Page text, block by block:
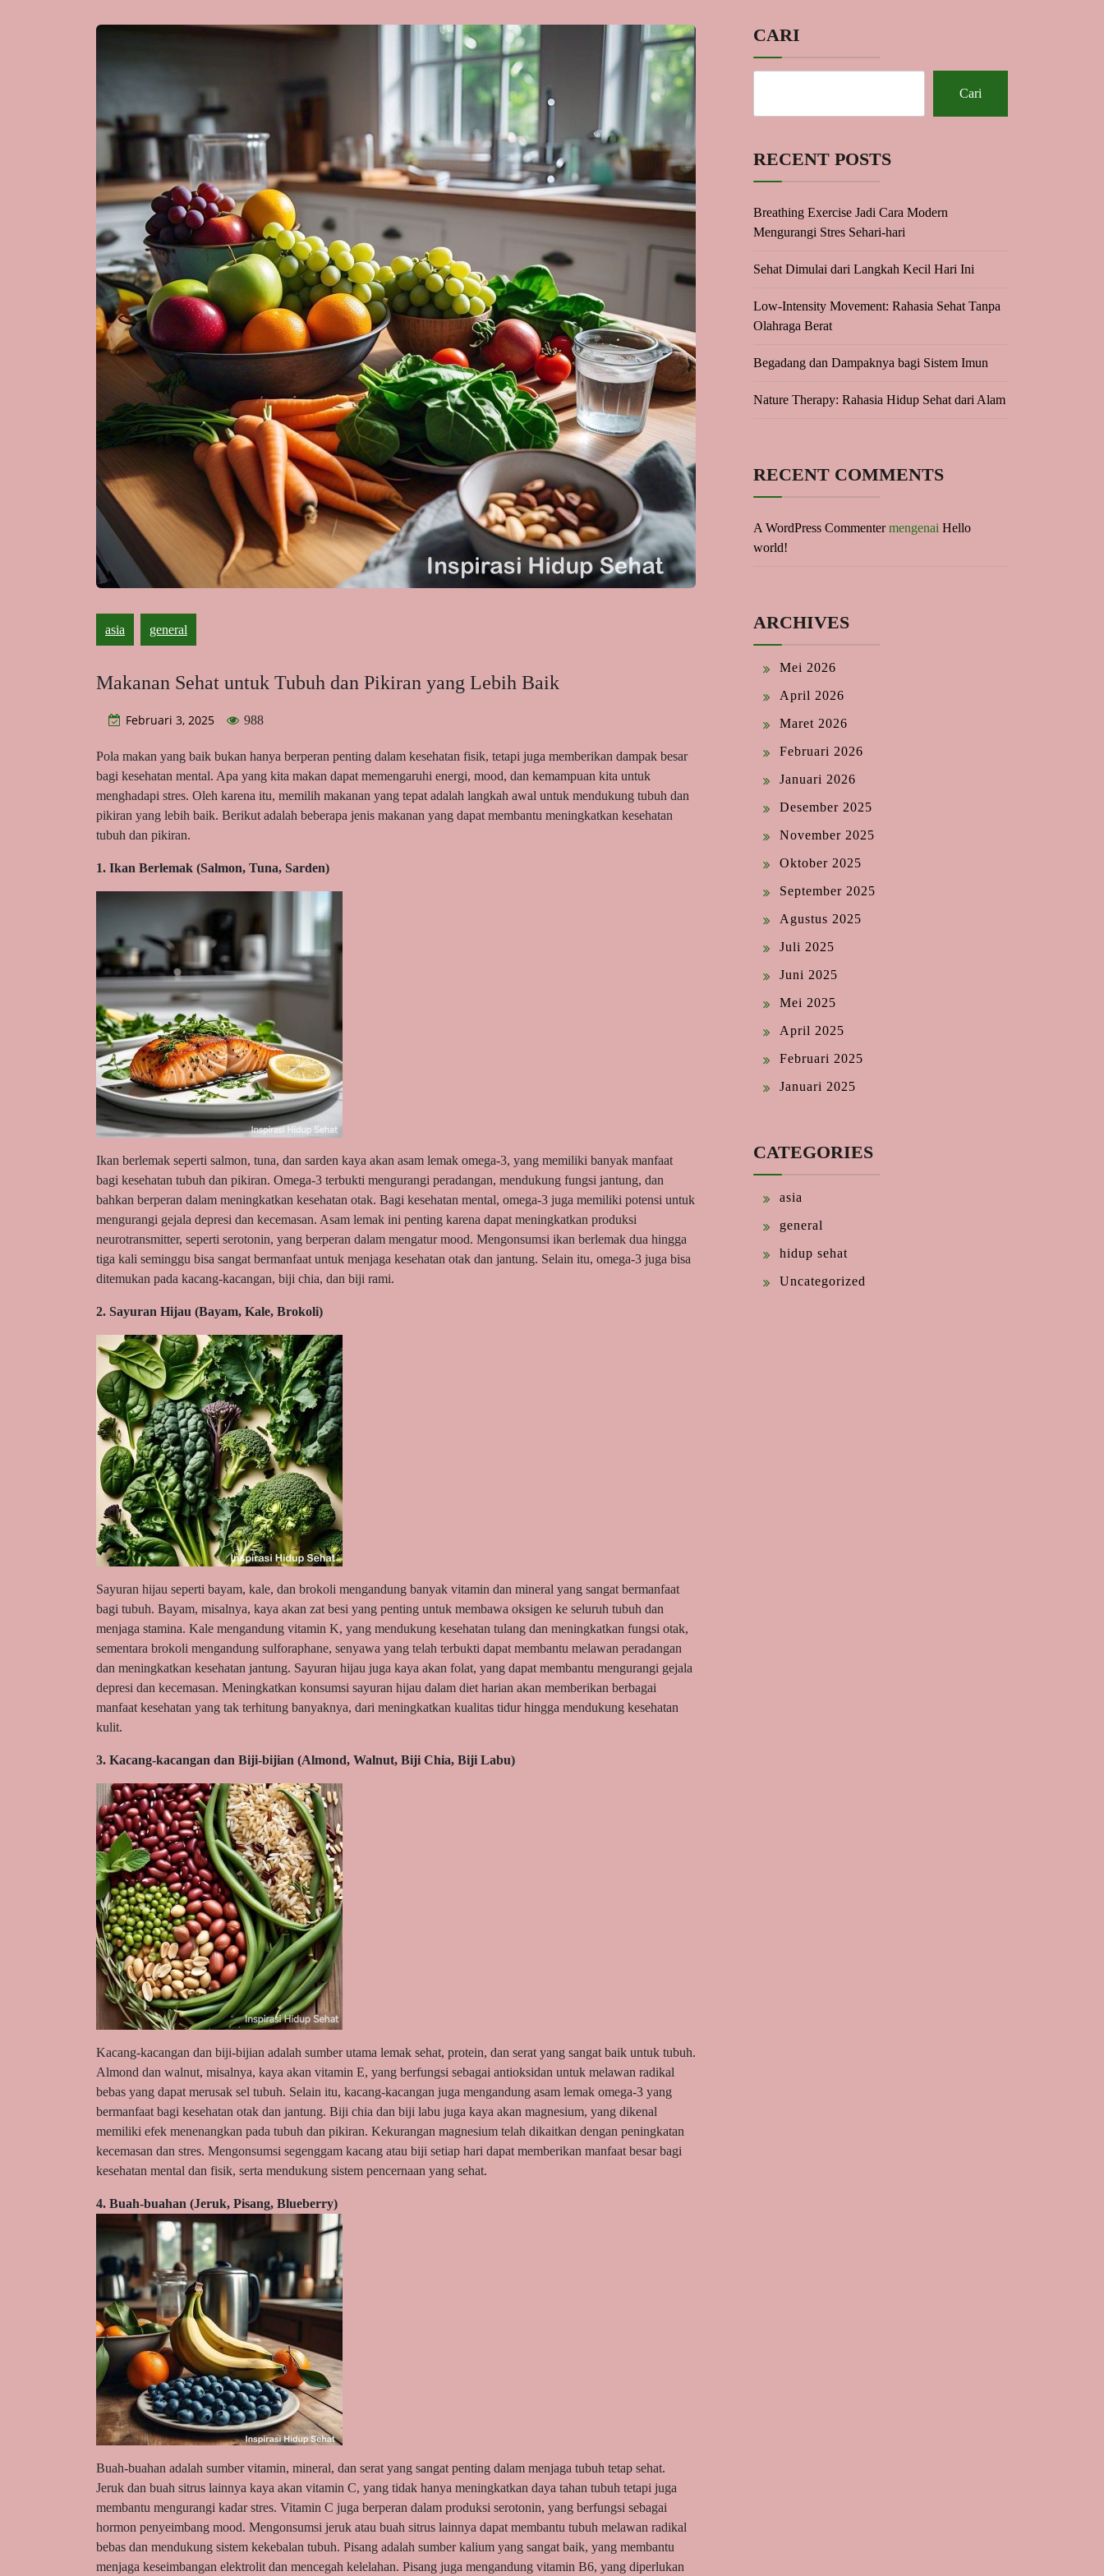
asia general
Makanan Sehat untuk Tubuh dan Pikiran yang Lebih Baik
Februari 3, 2025 988
Pola makan yang baik bukan hanya berperan penting dalam kesehatan fisik, tetapi juga memberikan dampak besar
bagi kesehatan mental. Apa yang kita makan dapat memengaruhi energi, mood, dan kemampuan kita untuk
menghadapi stres. Oleh karena itu, memilih makanan yang tepat adalah langkah awal untuk mendukung tubuh dan
pikiran yang lebih baik. Berikut adalah beberapa jenis makanan yang dapat membantu meningkatkan kesehatan
tubuh dan pikiran.
1. Ikan Berlemak (Salmon, Tuna, Sarden)
Ikan berlemak seperti salmon, tuna, dan sarden kaya akan asam lemak omega-3, yang memiliki banyak manfaat
bagi kesehatan tubuh dan pikiran. Omega-3 terbukti mengurangi peradangan, mendukung fungsi jantung, dan
bahkan berperan dalam meningkatkan kesehatan otak. Bagi kesehatan mental, omega-3 juga memiliki potensi untuk
mengurangi gejala depresi dan kecemasan. Asam lemak ini penting karena dapat meningkatkan produksi
neurotransmitter, seperti serotonin, yang berperan dalam mengatur mood. Mengonsumsi ikan berlemak dua hingga
tiga kali seminggu bisa sangat bermanfaat untuk menjaga kesehatan otak dan jantung. Selain itu, omega-3 juga bisa
ditemukan pada kacang-kacangan, biji chia, dan biji rami.
2. Sayuran Hijau (Bayam, Kale, Brokoli)
Sayuran hijau seperti bayam, kale, dan brokoli mengandung banyak vitamin dan mineral yang sangat bermanfaat
bagi tubuh. Bayam, misalnya, kaya akan zat besi yang penting untuk membawa oksigen ke seluruh tubuh dan
menjaga stamina. Kale mengandung vitamin K, yang mendukung kesehatan tulang dan meningkatkan fungsi otak,
sementara brokoli mengandung sulforaphane, senyawa yang telah terbukti dapat membantu melawan peradangan
dan meningkatkan kesehatan jantung. Sayuran hijau juga kaya akan folat, yang dapat membantu mengurangi gejala
depresi dan kecemasan. Meningkatkan konsumsi sayuran hijau dalam diet harian akan memberikan berbagai
manfaat kesehatan yang tak terhitung banyaknya, dari meningkatkan kualitas tidur hingga mendukung kesehatan
kulit.
3. Kacang-kacangan dan Biji-bijian (Almond, Walnut, Biji Chia, Biji Labu)
Kacang-kacangan dan biji-bijian adalah sumber utama lemak sehat, protein, dan serat yang sangat baik untuk tubuh.
Almond dan walnut, misalnya, kaya akan vitamin E, yang berfungsi sebagai antioksidan untuk melawan radikal
bebas yang dapat merusak sel tubuh. Selain itu, kacang-kacangan juga mengandung asam lemak omega-3 yang
bermanfaat bagi kesehatan otak dan jantung. Biji chia dan biji labu juga kaya akan magnesium, yang dikenal
memiliki efek menenangkan pada tubuh dan pikiran. Kekurangan magnesium telah dikaitkan dengan peningkatan
kecemasan dan stres. Mengonsumsi segenggam kacang atau biji setiap hari dapat memberikan manfaat besar bagi
kesehatan mental dan fisik, serta mendukung sistem pencernaan yang sehat.
4. Buah-buahan (Jeruk, Pisang, Blueberry)
Buah-buahan adalah sumber vitamin, mineral, dan serat yang sangat penting dalam menjaga tubuh tetap sehat.
Jeruk dan buah sitrus lainnya kaya akan vitamin C, yang tidak hanya meningkatkan daya tahan tubuh tetapi juga
membantu mengurangi kadar stres. Vitamin C juga berperan dalam produksi serotonin, yang berfungsi sebagai
hormon penyeimbang mood. Mengonsumsi jeruk atau buah sitrus lainnya dapat membantu tubuh melawan radikal
bebas dan mendukung sistem kekebalan tubuh. Pisang adalah sumber kalium yang sangat baik, yang membantu
menjaga keseimbangan elektrolit dan mencegah kelelahan. Pisang juga mengandung vitamin B6, yang diperlukan
CARI
Cari
RECENT POSTS
Breathing Exercise Jadi Cara Modern
Mengurangi Stres Sehari-hari
Sehat Dimulai dari Langkah Kecil Hari Ini
Low-Intensity Movement: Rahasia Sehat Tanpa
Olahraga Berat
Begadang dan Dampaknya bagi Sistem Imun
Nature Therapy: Rahasia Hidup Sehat dari Alam
RECENT COMMENTS
A WordPress Commentermengenai Hello
world!
ARCHIVES
Mei 2026
April 2026
Maret 2026
Februari 2026
Januari 2026
Desember 2025
November 2025
Oktober 2025
September 2025
Agustus 2025
Juli 2025
Juni 2025
Mei 2025
April 2025
Februari 2025
Januari 2025
CATEGORIES
asia
general
hidup sehat
Uncategorized